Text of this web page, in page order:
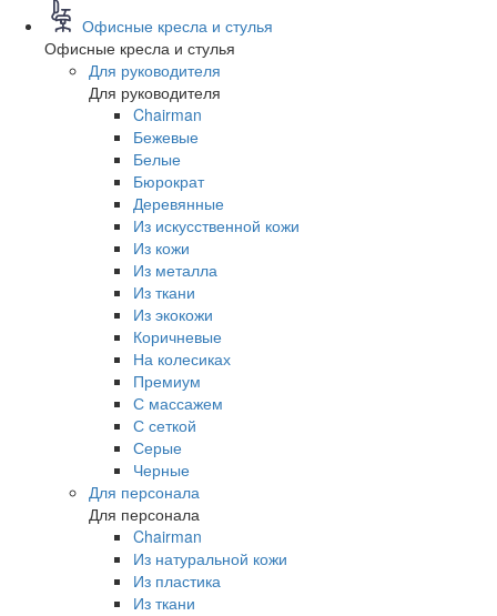
Офисные кресла и стулья
Офисные кресла и стулья
Для руководителя
Для руководителя
Chairman
Бежевые
Белые
Бюрократ
Деревянные
Из искусственной кожи
Из кожи
Из металла
Из ткани
Из экокожи
Коричневые
На колесиках
Премиум
С массажем
С сеткой
Серые
Черные
Для персонала
Для персонала
Chairman
Из натуральной кожи
Из пластика
Из ткани